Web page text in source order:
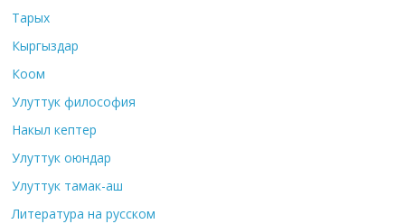
Тарых
Кыргыздар
Коом
Улуттук философия
Накыл кептер
Улуттук оюндар
Улуттук тамак-аш
Литература на русском